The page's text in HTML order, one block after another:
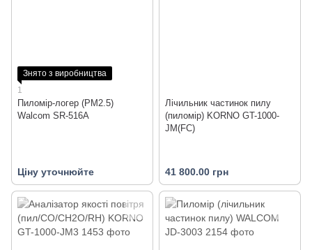
Знято з виробництва
1
Пиломір-логер (PM2.5)
Walcom SR-516A
Ціну уточнюйте
Лічильник частинок пилу
(пиломір) KORNO GT-1000-
JM(FC)
41 800.00 грн